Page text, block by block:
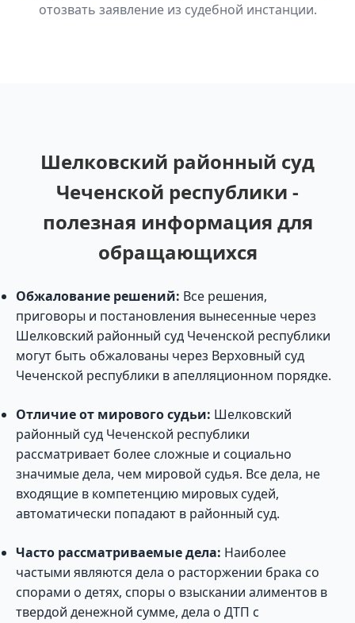
отозвать заявление из судебной инстанции.
Шелковский районный суд
Чеченской республики -
полезная информация для
обращающихся
Обжалование решений: Все решения,
приговоры и постановления вынесенные через
Шелковский районный суд Чеченской республики
могут быть обжалованы через Верховный суд
Чеченской республики в апелляционном порядке.
Отличие от мирового судьи: Шелковский
районный суд Чеченской республики
рассматривает более сложные и социально
значимые дела, чем мировой судья. Все дела, не
входящие в компетенцию мировых судей,
автоматически попадают в районный суд.
Часто рассматриваемые дела: Наиболее
частыми являются дела о расторжении брака со
спорами о детях, споры о взыскании алиментов в
твердой денежной сумме, дела о ДТП с